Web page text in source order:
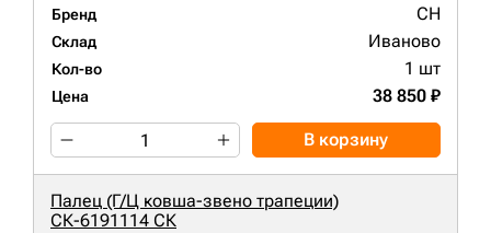
Бренд CH
Склад Иваново
Кол-во 1 шт
Цена 38 850 ₽
В корзину
Палец (Г/Ц ковша-звено трапеции)
СК-6191114 СК